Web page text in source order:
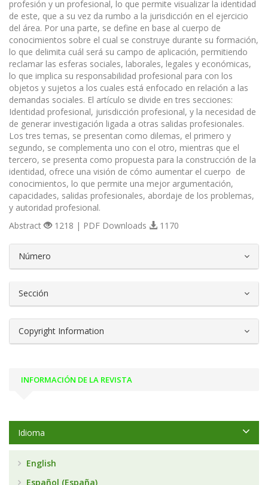
profesión y un profesional, lo que permite visualizar la identidad
de este, que a su vez da rumbo a la jurisdicción en el ejercicio
del área. Por una parte, se define en base al cuerpo de
conocimientos sobre el cual se construye durante su formación,
lo que delimita cuál será su campo de aplicación, permitiendo
reclamar las esferas sociales, laborales, legales y económicas,
lo que implica su responsabilidad profesional para con los
objetos y sujetos a los cuales está enfocado en relación a las
demandas sociales. El artículo se divide en tres secciones:
Identidad profesional, jurisdicción profesional, y la necesidad de
de generar investigación ligada a otras salidas profesionales.
Los tres temas, se presentan como dilemas, el primero y
segundo, se complementa uno con el otro, mientras que el
tercero, se presenta como propuesta para la construcción de la
identidad, ofrece una visión de cómo aumentar el cuerpo de
conocimientos, lo que permite una mejor argumentación,
capacidades, salidas profesionales, abordaje de los problemas,
y autoridad profesional.
Abstract
1218 | PDF Downloads 1170
Número
Sección
Copyright Information
INFORMACIÓN DE LA REVISTA
Idioma
English
Español (España)